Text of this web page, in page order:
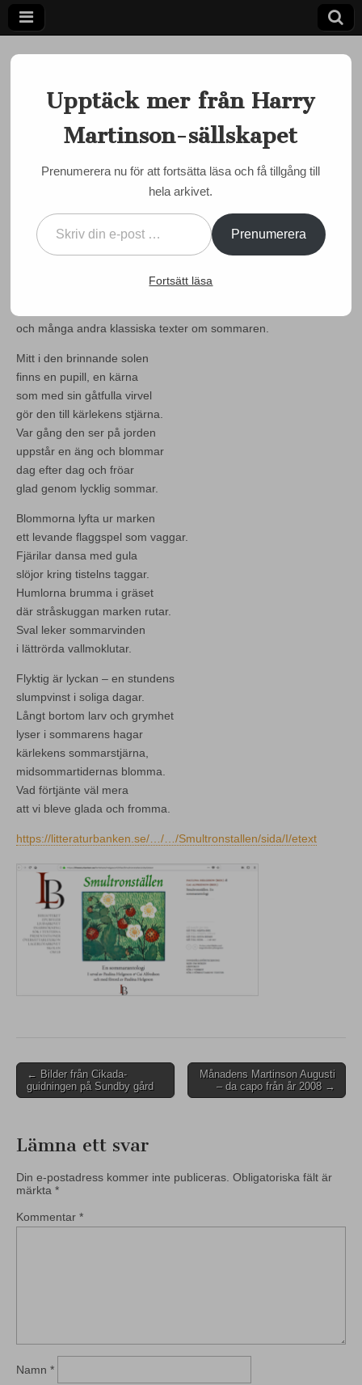
Harry
Martinson-
sällskapet
Ett författarskap som fångar daggdroppen och speglar
kosmos
Sommarantologi av
Litteraturbanken.se
Semir Susic•1 juli, 2018•0 Comments
och många andra klassiska texter om sommaren.
Mitt i den brinnande solen
finns en pupill, en kärna
som med sin gåtfulla virvel
gör den till kärlekens stjärna.
Var gång den ser på jorden
uppstår en äng och blommar
dag efter dag och fröar
glad genom lycklig sommar.
Blommorna lyfta ur marken
ett levande flaggspel som vaggar.
Fjärilar dansa med gula
slöjor kring tistelns taggar.
Humlorna brumma i gräset
där stråskuggan marken rutar.
Sval leker sommarvinden
i lättrörda vallmoklutar.
Flyktig är lyckan – en stundens
slumpvinst i soliga dagar.
Långt bortom larv och grymhet
lyser i sommarens hagar
kärlekens sommarstjärna,
midsommartidernas blomma.
Vad förtjänte väl mera
att vi bleve glada och fromma.
https://litteraturbanken.se/…/…/Smultronstallen/sida/I/etext
Post
navigation
← Bilder från Cikada-
guidningen på Sundby gård
Månadens Martinson Augusti
– da capo från år 2008 →
Lämna ett svar
Din e-postadress kommer inte publiceras. Obligatoriska fält är
märkta *
Kommentar *
Namn *
Upptäck mer från Harry
Martinson-sällskapet
Prenumerera nu för att fortsätta läsa och få tillgång till
hela arkivet.
Prenumerera
Fortsätt läsa